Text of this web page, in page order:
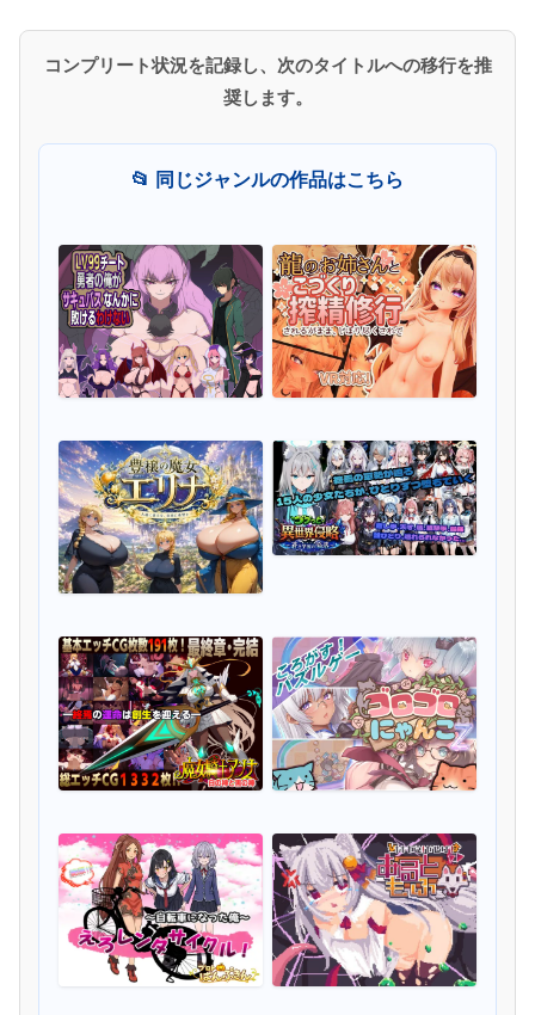
コンプリート状況を記録し、次のタイトルへの移行を推
奨します。
📂 同じジャンルの作品はこちら